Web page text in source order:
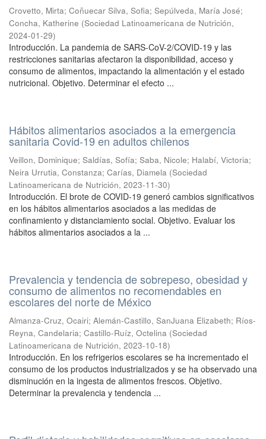
Crovetto, Mirta; Coñuecar Silva, Sofia; Sepúlveda, María José;
Concha, Katherine (Sociedad Latinoamericana de Nutrición,
2024-01-29)
Introducción. La pandemia de SARS-CoV-2/COVID-19 y las
restricciones sanitarias afectaron la disponibilidad, acceso y
consumo de alimentos, impactando la alimentación y el estado
nutricional. Objetivo. Determinar el efecto ...
Hábitos alimentarios asociados a la emergencia
sanitaria Covid-19 en adultos chilenos
Veillon, Dominique; Saldías, Sofía; Saba, Nicole; Halabí, Victoria;
Neira Urrutia, Constanza; Carías, Diamela (Sociedad
Latinoamericana de Nutrición, 2023-11-30)
Introducción. El brote de COVID-19 generó cambios significativos
en los hábitos alimentarios asociados a las medidas de
confinamiento y distanciamiento social. Objetivo. Evaluar los
hábitos alimentarios asociados a la ...
Prevalencia y tendencia de sobrepeso, obesidad y
consumo de alimentos no recomendables en
escolares del norte de México
Almanza-Cruz, Ocairi; Alemán-Castillo, SanJuana Elizabeth; Ríos-
Reyna, Candelaria; Castillo-Ruíz, Octelina (Sociedad
Latinoamericana de Nutrición, 2023-10-18)
Introducción. En los refrigerios escolares se ha incrementado el
consumo de los productos industrializados y se ha observado una
disminución en la ingesta de alimentos frescos. Objetivo.
Determinar la prevalencia y tendencia ...